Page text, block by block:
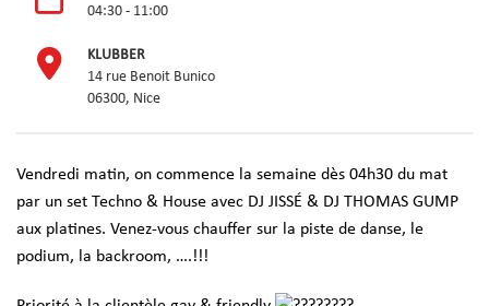
04:30 - 11:00
KLUBBER
14 rue Benoit Bunico
06300, Nice
Vendredi matin, on commence la semaine dès 04h30 du mat
par un set Techno & House avec DJ JISSÉ & DJ THOMAS GUMP
aux platines. Venez-vous chauffer sur la piste de danse, le
podium, la backroom, ….!!!